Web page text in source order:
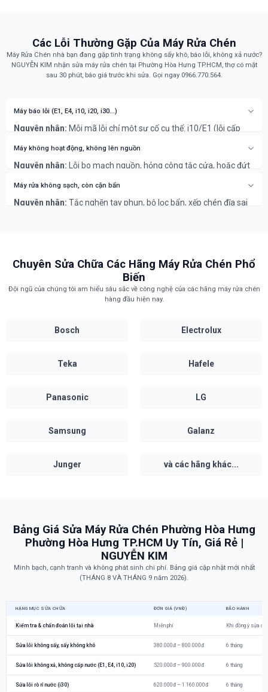
Các Lỗi Thường Gặp Của Máy Rửa Chén
Máy Rửa Chén nhà bạn đang gặp tình trạng không sấy khô, báo lỗi, không xả nước?
NGUYỄN KIM nhận sửa máy rửa chén tại Phường Hòa Hưng TP.HCM, thợ có mặt
sau 30 phút, báo giá trước khi sửa. Gọi ngay 0966.770.564.
Máy báo lỗi (E1, E4, i10, i20, i30...)
Nguyên nhân: Mỗi mã lỗi chỉ một sự cố cụ thể: i10/E1 (lỗi cấp
các lỗi phổ biến nhất.
ống xả. Lỗi rò rỉ cần ngắt nguồn và gọi thợ chuyên nghiệp xử lý
Máy không hoạt động, không lên nguồn
Nguyên nhân: Lỗi bo mạch nguồn, hỏng công tắc cửa, hoặc đứt
Cách khắc phục:Kiểm tra nguồn điện và đảm bảo cửa đã đóng
bo mạch.
Máy rửa không sạch, còn cặn bẩn
Nguyên nhân: Tắc nghẽn tay phun, bộ lọc bẩn, xếp chén đĩa sai
Chuyên Sửa Chữa Các Hãng Máy Rửa Chén Phổ
Biến
Đội ngũ của chúng tôi am hiểu sâu sắc về công nghệ của các hãng máy rửa chén
hàng đầu hiện nay.
Bosch Electrolux
Teka Hafele
Panasonic LG
Samsung Galanz
Junger và các hãng khác...
Bảng Giá Sửa Máy Rửa Chén Phường Hòa Hưng
Phường Hòa Hưng TP.HCM Uy Tín, Giá Rẻ |
NGUYỄN KIM
Minh bạch, cạnh tranh và không phát sinh chi phí. Bảng giá cập nhật mới nhất
(THÁNG 8 VÀ THÁNG 9 năm 2026).
HẠNG MỤC SỬA CHỮA ĐƠN GIÁ (VNĐ) BẢO HÀNH
Kiểm tra & chẩn đoán lỗi tại nhà Miễn phí Khi đồng ý sửa
Sửa lỗi không sấy, sấy không khô 380.000đ – 800.000đ 6 tháng
Sửa lỗi không xả, không cấp nước (E1, E4, i10, i20) 520.000đ – 900.000đ 6 tháng
Sửa lỗi rò rỉ nước (i30) 620.000đ – 1.160.000đ 6 tháng